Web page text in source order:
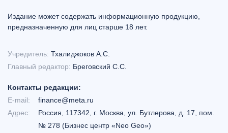
Издание может содержать информационную продукцию,
предназначенную для лиц старше 18 лет.
Учредитель: Тхалиджоков А.С.
Главный редактор: Бреговский С.С.
Контакты редакции:
E-mail:
finance@meta.ru
Адрес:
Россия, 117342, г. Москва, ул. Бутлерова, д. 17, пом.
№ 278 (Бизнес центр «Neo Geo»)